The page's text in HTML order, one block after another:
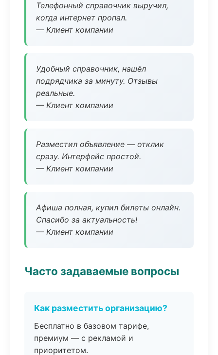
Телефонный справочник выручил,
когда интернет пропал.
— Клиент компании
Удобный справочник, нашёл
подрядчика за минуту. Отзывы
реальные.
— Клиент компании
Разместил объявление — отклик
сразу. Интерфейс простой.
— Клиент компании
Афиша полная, купил билеты онлайн.
Спасибо за актуальность!
— Клиент компании
Часто задаваемые вопросы
Как разместить организацию?
Бесплатно в базовом тарифе,
премиум — с рекламой и
приоритетом.